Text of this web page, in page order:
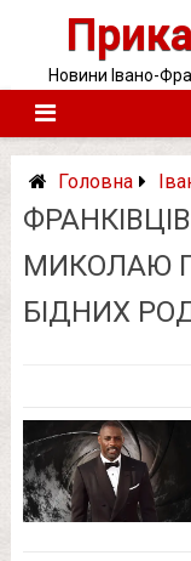
Новини Івано-
Головна
МИКОЛАЮ
БІДНИХ